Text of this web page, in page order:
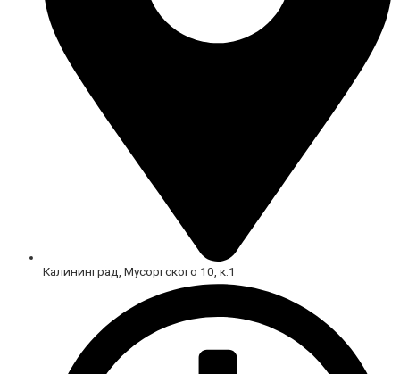
Калининград, Мусоргского 10, к.1